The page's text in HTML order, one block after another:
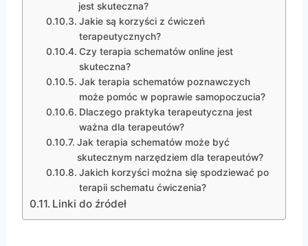
jest skuteczna?
Jakie są korzyści z ćwiczeń
terapeutycznych?
Czy terapia schematów online jest
skuteczna?
Jak terapia schematów poznawczych
może pomóc w poprawie samopoczucia?
Dlaczego praktyka terapeutyczna jest
ważna dla terapeutów?
Jak terapia schematów może być
skutecznym narzędziem dla terapeutów?
Jakich korzyści można się spodziewać po
terapii schematu ćwiczenia?
Linki do źródeł